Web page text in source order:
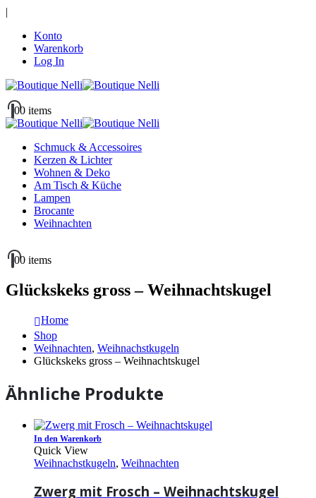
|
Konto
Warenkorb
Log In
00 items
Schmuck & Accessoires
Kerzen & Lichter
Wohnen & Deko
Am Tisch & Küche
Lampen
Brocante
Weihnachten
00 items
Glückskeks gross – Weihnachtskugel
Home
Shop
Weihnachten, Weihnachstkugeln
Glückskeks gross – Weihnachtskugel
Ähnliche Produkte
In den Warenkorb
Quick View
Weihnachstkugeln, Weihnachten
Zwerg mit Frosch – Weihnachtskugel